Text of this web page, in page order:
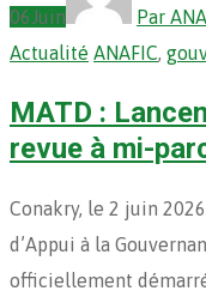
06 Juin
Par
Actualité ANAFIC,
MATD :
revue à mi-
Conakry, le 2 juin
d’Appui à la
officiellement